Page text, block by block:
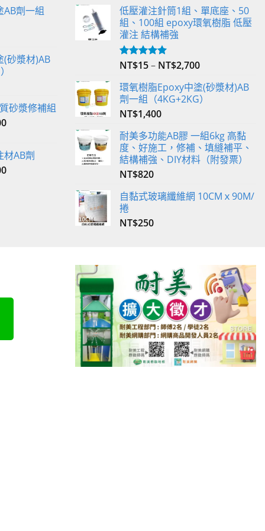
AB劑一組
(砂漿材)AB
砂漿修補組
AB劑
低壓灌注針筒1組、單底座、50
組、100組 epoxy環氧樹脂 低壓
灌注 結構補強
評分5.00
NT$15– NT$2,700
環氧樹脂Epoxy中塗(砂漿材)AB
劑一組（4KG+2KG）
NT$1,400
耐美多功能AB膠 一組6kg 高黏
度、好施工，修補、填縫補平、
結構補強、DIY材料（附發票）
NT$820
自黏式玻璃纖維網 10CMｘ90M/
捲
NT$250